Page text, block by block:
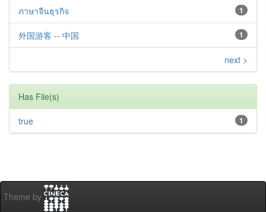
1
ภาษาจีนธุรกิจ
1
外国游客 -- 中国
next >
Has File(s)
1
true
Theme by